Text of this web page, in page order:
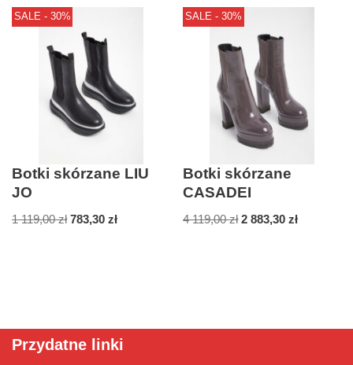
SALE - 30%
Botki skórzane LIU
JO
1 119,00zł 783,30 zł
SALE - 30%
Botki skórzane
CASADEI
4 119,00zł 2 883,30zł
Przydatne linki